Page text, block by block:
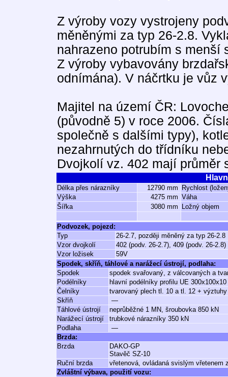
Z výroby vozy vystrojeny
měněnými za typ 26-2.8.
nahrazeno potrubím s menší
Z výroby vybavovány
odnímána). V náčrtku je vůz
Majitel na území ČR:
(původně 5) v roce 2006.
společně s dalšími typy),
nezahrnutých do třídníku
Dvojkolí vz. 402 mají průměr
Délka přes nárazníky 12790 mm
Rychlost
Výška
4275 mm Váha
Šířka
3080 mm Ložný objem
Podvozek, pojezd:
Typ
26-2.7, později měněný za typ 26-2.8
Vzor dvojkolí
402 (podv. 26-2.7), 409 (podv. 26-2.8)
Vzor ložisek
59V
Spodek, skříň, táhlové a narážecí ústrojí, podlaha:
Spodek
spodek svařovaný, z válcovaných a
Podélníky
hlavní podélníky profilu UE 300x100x10
Čelníky
tvarovaný plech tl. 10 a tl. 12 +
Skříň
—
Táhlové ústrojí
neprůběžné 1 MN, šroubovka 850 kN
Narážecí ústrojí
trubkové nárazníky 350 kN
Podlaha
—
Brzda:
Brzda
DAKO-GP
Stavěč SZ-10
Ruční brzda
vřetenová, ovládaná svislým vřetenem
Zvláštní výbava, použití vozu: